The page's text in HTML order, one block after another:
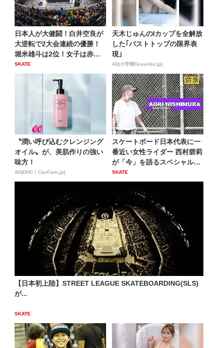
日本人が大健闘！白井空良が
大逆転で2大会連続の優勝！
堀米雄斗は2位！女子は赤間
凛...
SKATE
天木じゅんのIカップを全解放
した｢バストトップの限界表
現｣
AD(小学館Gravidia.jp)
〝潤い呼び込むクレンジング
オイル〟が、美肌作りの強い
味方！
AD(DHC｜CanCam.jp)
スケートボード日本代表に一
番近い女性ライダー 西村碧莉
が「今」を語るスペシャル
イ...
SKATE
【日本初上陸】STREET LEAGUE SKATEBOARDING(SLS)
が...
SKATE